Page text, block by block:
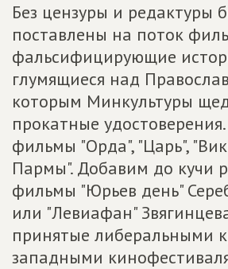
Без цензуры и редактуры
поставлены на поток
фальсифицирующие
глумящиеся над
которым Минкультуры
прокатные
фильмы "Орда", "Царь",
Пармы". Добавим до кучи
фильмы "Юрьев день"
или "Левиафан"
принятые либеральными
западными